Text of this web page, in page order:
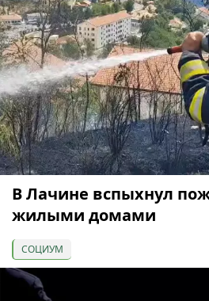
В Лачине вспыхнул
жилыми домами
СОЦИУМ